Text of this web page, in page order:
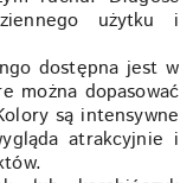
użytku i
dostępna jest w
można dopasować
są intensywne
atrakcyjnie i